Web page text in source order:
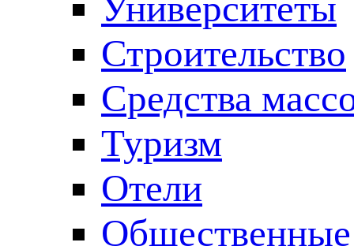
Строительство
Средства
Туризм
Отели
Общественные